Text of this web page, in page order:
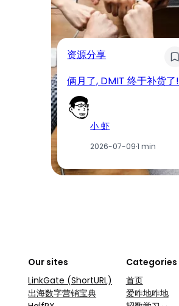
资源分享
俩月了, DMIT 终于补货了!
小 虾
2026-07-09·1 min
Our sites
LinkGate (ShortURL)
出海数字营销宝典
Categories
首页
爱咋地咋地